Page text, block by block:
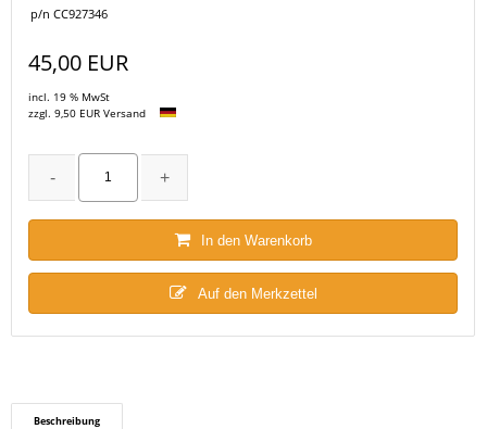
p/n CC927346
45,00 EUR
incl. 19 % MwSt
zzgl. 9,50 EUR Versand
In den Warenkorb
Auf den Merkzettel
Beschreibung